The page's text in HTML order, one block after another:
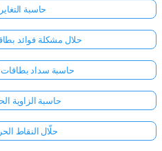
حاسبة
حلال مشكلة فوائد
حاسبة سداد بطاقات
حاسبة الزاوية
حلّال النقاط